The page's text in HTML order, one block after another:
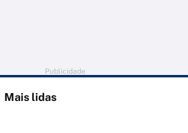
Publicidade
Mais lidas